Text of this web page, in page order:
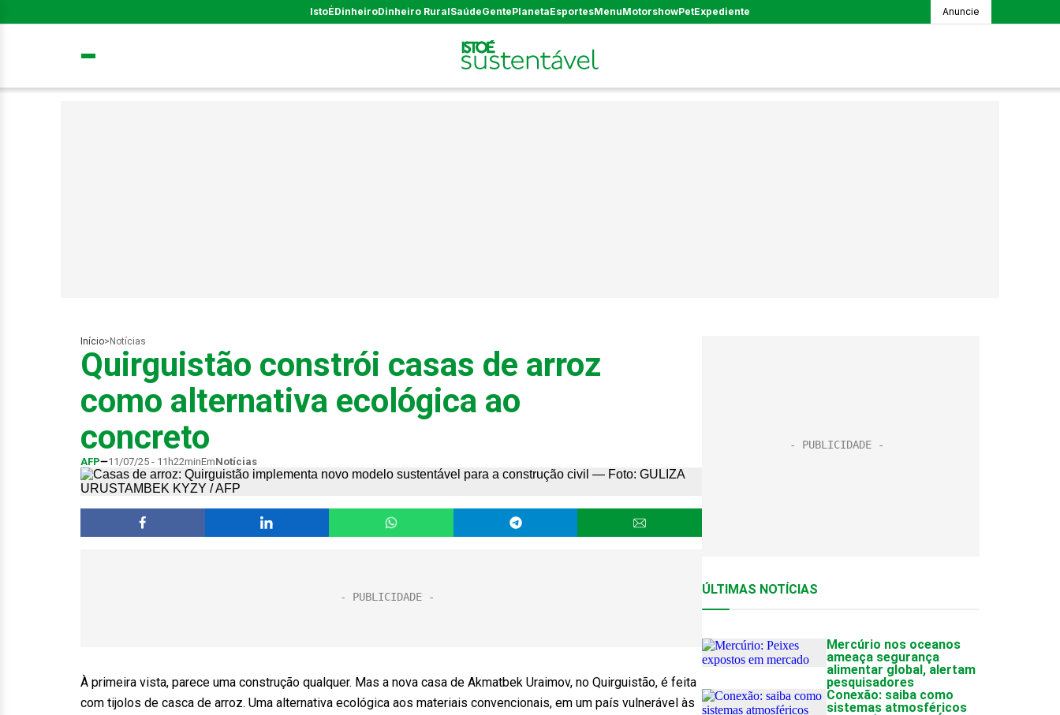
IstoÉDinheiroDinheiro RuralSaúdeGentePlanetaEsportesMenuMotorshowPetExpediente Anuncie
Início> Notícias
Quirguistão constrói casas de arroz
como alternativa ecológica ao
concreto
AFP 11/07/25 - 11h22minEmNotícias
À primeira vista, parece uma construção qualquer. Mas a nova casa de Akmatbek Uraimov, no Quirguistão, é feita
com tijolos de casca de arroz. Uma alternativa ecológica aos materiais convencionais, em um país vulnerável às